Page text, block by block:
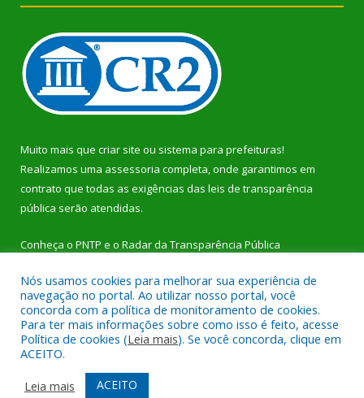
Muito mais que criar site ou sistema para prefeituras!
Realizamos uma assessoria completa, onde garantimos em
contrato que todas as exigências das leis de transparência
pública serão atendidas.
Conheça o PNTP e o Radar da Transparência Pública
Todos os direitos reservados a Prefeitura Municipal de Dom
Eliseu.
Mapa do Site
Acessar Área Administrativa
Nós usamos cookies para melhorar sua experiência de
navegação no portal. Ao utilizar nosso portal, você
concorda com a política de monitoramento de cookies.
Para ter mais informações sobre como isso é feito, acesse
Política de cookies (Leia mais). Se você concorda, clique em
ACEITO.
Leia mais
ACEITO